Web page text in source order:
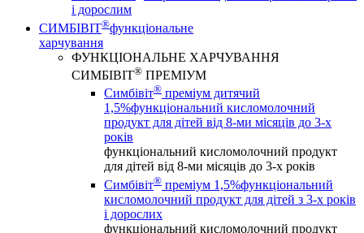
і дорослим
СИМБІВІТ®функціональне
харчування
ФУНКЦІОНАЛЬНЕ ХАРЧУВАННЯ
СИМБІВІТ® ПРЕМІУМ
Симбівіт® преміум дитячий
1,5%функціональний кисломолочний
продукт для дітей від 8-ми місяців до 3-х
років
функціональний кисломолочний продукт
для дітей від 8-ми місяців до 3-х років
Симбівіт® преміум 1,5%функціональний
кисломолочний продукт для дітей з 3-х років
і дорослих
функціональний кисломолочний продукт